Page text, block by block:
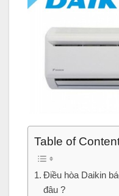
Table of
Điều hòa Daikin
đâu ?